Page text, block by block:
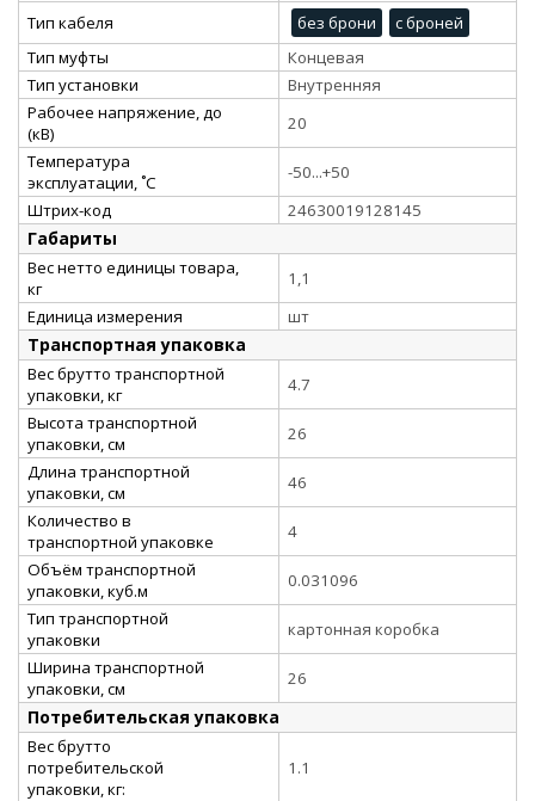
Тип кабеля
без брони
с броней
Тип муфты
Концевая
Тип установки
Внутренняя
Рабочее напряжение, до
(кВ)
20
Температура
эксплуатации, ˚С
-50...+50
Штрих-код
24630019128145
Габариты
Вес нетто единицы товара,
кг
1,1
Единица измерения
шт
Транспортная упаковка
Вес брутто транспортной
упаковки, кг
4.7
Высота транспортной
упаковки, см
26
Длина транспортной
упаковки, см
46
Количество в
транспортной упаковке
4
Объём транспортной
упаковки, куб.м
0.031096
Тип транспортной
упаковки
картонная коробка
Ширина транспортной
упаковки, см
26
Потребительская упаковка
Вес брутто
потребительской
упаковки, кг:
1.1